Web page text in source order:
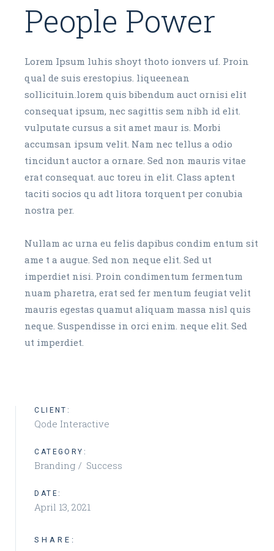
People Power
Lorem Ipsum luhis shoyt thoto ionvers uf. Proin
qual de suis erestopius. liqueenean
sollicituin.lorem quis bibendum auct ornisi elit
consequat ipsum, nec sagittis sem nibh id elit.
vulputate cursus a sit amet maur is. Morbi
accumsan ipsum velit. Nam nec tellus a odio
tincidunt auctor a ornare. Sed non mauris vitae
erat consequat. auc toreu in elit. Class aptent
taciti socios qu adt litora torquent per conubia
nostra per.
Nullam ac urna eu felis dapibus condim entum sit
ame t a augue. Sed non neque elit. Sed ut
imperdiet nisi. Proin condimentum fermentum
nuam pharetra, erat sed fer mentum feugiat velit
mauris egestas quamut aliquam massa nisl quis
neque. Suspendisse in orci enim. neque elit. Sed
ut imperdiet.
CLIENT:
Qode Interactive
CATEGORY:
Branding Success
DATE:
April 13, 2021
SHARE: